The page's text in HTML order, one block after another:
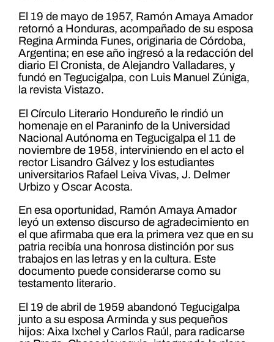
El 19 de mayo de 1957, Ramón Amaya Amador
retornó a Honduras, acompañado de su esposa
Regina Arminda Funes, originaria de Córdoba,
Argentina; en ese año ingresó a la redacción del
diario El Cronista, de Alejandro Valladares, y
fundó en Tegucigalpa, con Luis Manuel Zúniga,
la revista Vistazo.
El Círculo Literario Hondureño le rindió un
homenaje en el Paraninfo de la Universidad
Nacional Autónoma en Tegucigalpa el 11 de
noviembre de 1958, interviniendo en el acto el
rector Lisandro Gálvez y los estudiantes
universitarios Rafael Leiva Vivas, J. Delmer
Urbizo y Oscar Acosta.
En esa oportunidad, Ramón Amaya Amador
leyó un extenso discurso de agradecimiento en
el que afirmaba que era la primera vez que en su
patria recibía una honrosa distinción por sus
trabajos en las letras y en la cultura. Este
documento puede considerarse como su
testamento literario.
El 19 de abril de 1959 abandonó Tegucigalpa
junto a su esposa Arminda y sus pequeños
hijos: Aixa Ixchel y Carlos Raúl, para radicarse